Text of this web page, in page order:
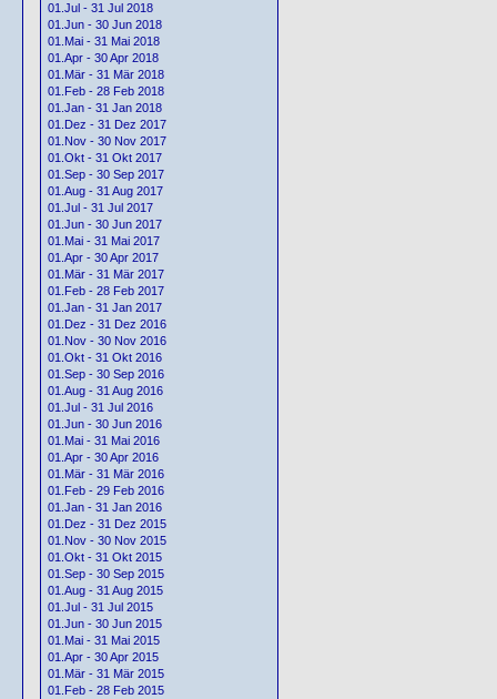
01.Jul - 31 Jul 2018
01.Jun - 30 Jun 2018
01.Mai - 31 Mai 2018
01.Apr - 30 Apr 2018
01.Mär - 31 Mär 2018
01.Feb - 28 Feb 2018
01.Jan - 31 Jan 2018
01.Dez - 31 Dez 2017
01.Nov - 30 Nov 2017
01.Okt - 31 Okt 2017
01.Sep - 30 Sep 2017
01.Aug - 31 Aug 2017
01.Jul - 31 Jul 2017
01.Jun - 30 Jun 2017
01.Mai - 31 Mai 2017
01.Apr - 30 Apr 2017
01.Mär - 31 Mär 2017
01.Feb - 28 Feb 2017
01.Jan - 31 Jan 2017
01.Dez - 31 Dez 2016
01.Nov - 30 Nov 2016
01.Okt - 31 Okt 2016
01.Sep - 30 Sep 2016
01.Aug - 31 Aug 2016
01.Jul - 31 Jul 2016
01.Jun - 30 Jun 2016
01.Mai - 31 Mai 2016
01.Apr - 30 Apr 2016
01.Mär - 31 Mär 2016
01.Feb - 29 Feb 2016
01.Jan - 31 Jan 2016
01.Dez - 31 Dez 2015
01.Nov - 30 Nov 2015
01.Okt - 31 Okt 2015
01.Sep - 30 Sep 2015
01.Aug - 31 Aug 2015
01.Jul - 31 Jul 2015
01.Jun - 30 Jun 2015
01.Mai - 31 Mai 2015
01.Apr - 30 Apr 2015
01.Mär - 31 Mär 2015
01.Feb - 28 Feb 2015